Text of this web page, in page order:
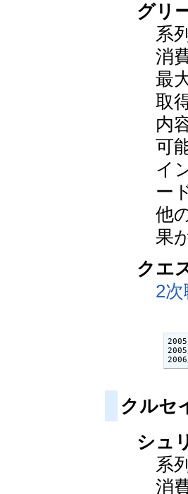
グリ
系
消
最
取
内
可
イ
ー
他
果
クエ
2
クルセ
シュ
系
消